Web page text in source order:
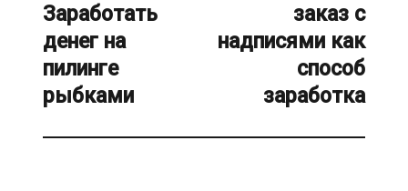
записям
Previous
post:
Заработать
денег на
пилинге
рыбками
заказ с
надписями как
способ
заработка